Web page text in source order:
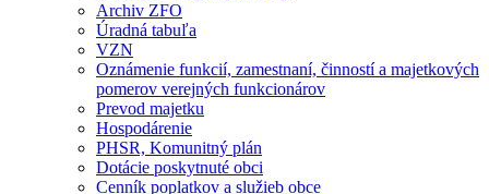
Archiv ZFO
Úradná tabuľa
VZN
Oznámenie funkcií, zamestnaní, činností a majetkových
pomerov verejných funkcionárov
Prevod majetku
Hospodárenie
PHSR, Komunitný plán
Dotácie poskytnuté obci
Cenník poplatkov a služieb obce